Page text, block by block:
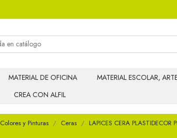
MATERIAL DE OFICINA
MATERIAL ESCOLAR,
CREA CON ALFIL
Colores y Pinturas Ceras
LAPICES CERA PLASTIDECOR